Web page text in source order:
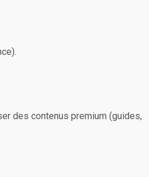
des contenus premium (guides,